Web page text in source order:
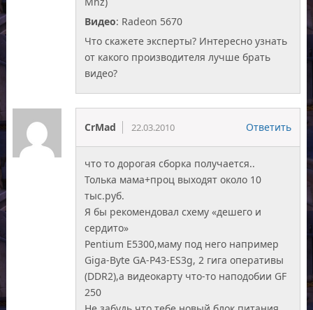
Видео: Radeon 5670
Что скажете эксперты? Интересно узнать
от какого производителя лучше брать
видео?
CrMad 22.03.2010 Ответить
что то дорогая сборка получается..
Толька мама+проц выходят около 10
тыс.руб.
Я бы рекомендовал схему «дешего и
сердито»
Pentium E5300,маму под него например
Giga-Byte GA-P43-ES3g, 2 гига оперативы
(DDR2),а видеокарту что-то наподобии GF
250